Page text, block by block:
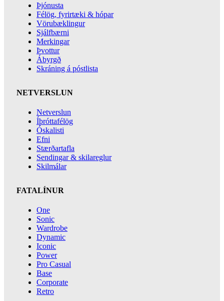
Þjónusta
Félög, fyrirtæki & hópar
Vörubæklingur
Sjálfbærni
Merkingar
Þvottur
Ábyrgð
Skráning á póstlista
NETVERSLUN
Netverslun
Íþróttafélög
Óskalisti
Efni
Stærðartafla
Sendingar & skilareglur
Skilmálar
FATALÍNUR
One
Sonic
Wardrobe
Dynamic
Iconic
Power
Pro Casual
Base
Corporate
Retro